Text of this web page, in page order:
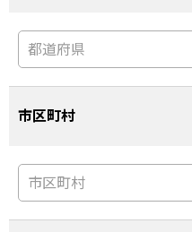
市区町村